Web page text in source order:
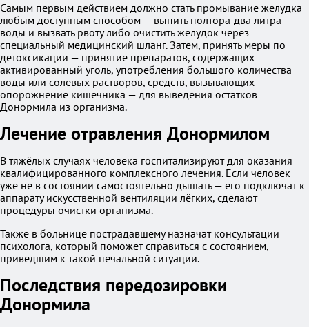
Самым первым действием должно стать промывание желудка
любым доступным способом — выпить полтора-два литра
воды и вызвать рвоту либо очистить желудок через
специальный медицинский шланг. Затем, принять меры по
детоксикации — принятие препаратов, содержащих
активированный уголь, употребления большого количества
воды или солевых растворов, средств, вызывающих
опорожнение кишечника — для выведения остатков
Донормила из организма.
Лечение отравления Донормилом
В тяжёлых случаях человека госпитализируют для оказания
квалифицированного комплексного лечения. Если человек
уже не в состоянии самостоятельно дышать — его подключат к
аппарату искусственной вентиляции лёгких, сделают
процедуры очистки организма.
Также в больнице пострадавшему назначат консультации
психолога, который поможет справиться с состоянием,
приведшим к такой печальной ситуации.
Последствия передозировки
Донормила